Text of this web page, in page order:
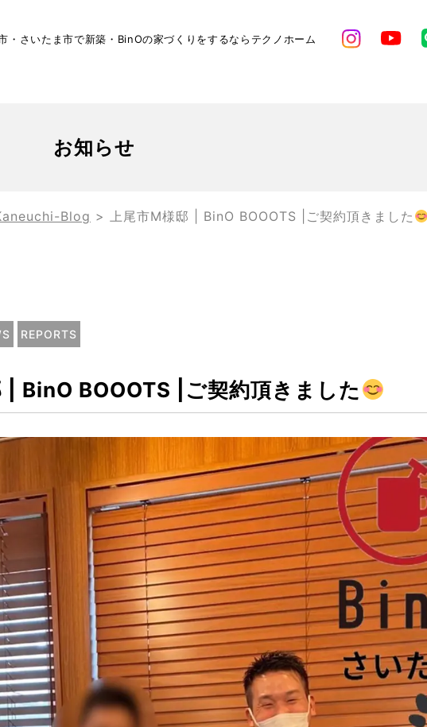
・さいたま市で新築・BinOの家づくりをするならテクノホーム
お知らせ
Blog > 上尾市M様邸 | BinO BOOOTS |ご契約頂きました
REPORTS
| BinO BOOOTS |ご契約頂きました